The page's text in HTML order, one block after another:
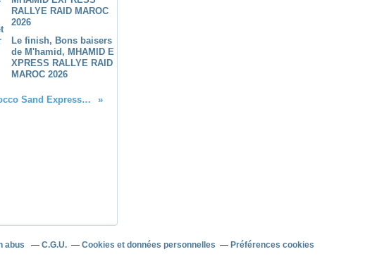
Le finish, Bons baisers
de M'hamid, MHAMID E
XPRESS RALLYE RAID
MAROC 2026
Etape 6 du Morocco Sand Express, un finish sableux
abus C.G.U. Cookies et données personnelles Préférences cookies